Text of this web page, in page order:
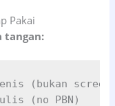
Pakai
tangan:
(bukan
(no PBN)